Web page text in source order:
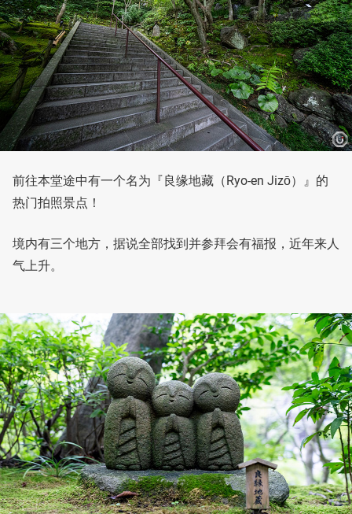
前往本堂途中有一个名为『良缘地藏（Ryo-en Jizō）』的
热门拍照景点！
境内有三个地方，据说全部找到并参拜会有福报，近年来人
气上升。